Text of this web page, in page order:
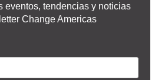
eventos, tendencias y noticias
Change Americas